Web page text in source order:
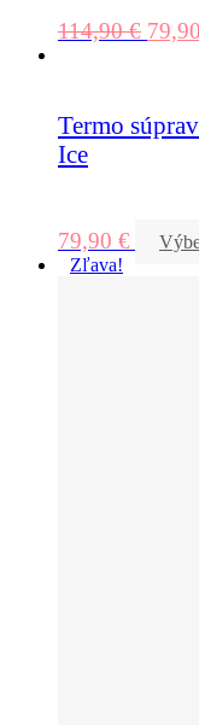
114,90€ 79,90
Termo
Ice
79,90 €
Zľava!